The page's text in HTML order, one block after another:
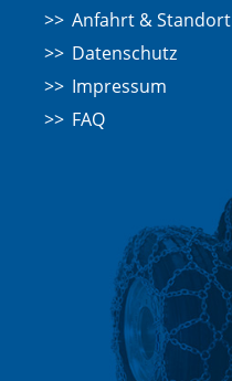
Anfahrt & Standort
Datenschutz
Impressum
FAQ